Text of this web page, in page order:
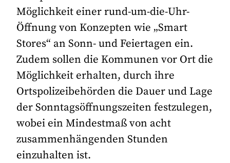
Möglichkeit einer rund-um-die-Uhr-
Öffnung von Konzepten wie „Smart
Stores“ an Sonn- und Feiertagen ein.
Zudem sollen die Kommunen vor Ort die
Möglichkeit erhalten, durch ihre
Ortspolizeibehörden die Dauer und Lage
der Sonntagsöffnungszeiten festzulegen,
wobei ein Mindestmaß von acht
zusammenhängenden Stunden
einzuhalten ist.